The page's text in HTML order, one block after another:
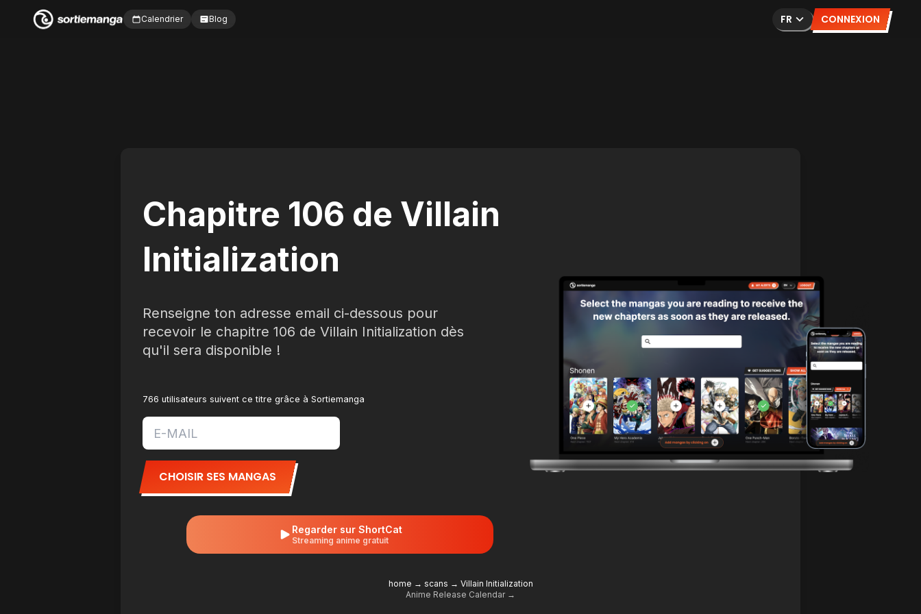
Calendrier Blog FR CONNEXION
Chapitre 106 de Villain
Initialization
Renseigne ton adresse email ci-dessous pour
recevoir le chapitre 106 de Villain Initialization dès
qu'il sera disponible !
766 utilisateurs suivent ce titre grâce à Sortiemanga
CHOISIR SES MANGAS
Regarder sur ShortCat
Streaming anime gratuit
home → scans → Villain Initialization
Anime Release Calendar →